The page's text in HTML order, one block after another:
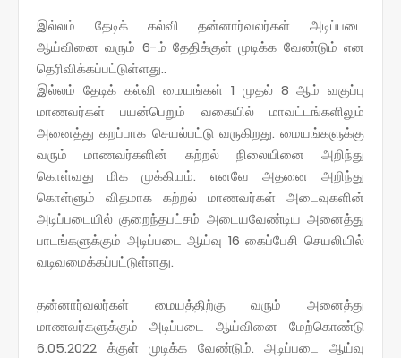
இல்லம் தேடிக் கல்வி தன்னார்வலர்கள் அடிப்படை
ஆய்வினை வரும் 6-ம் தேதிக்குள் முடிக்க வேண்டும் என
தெரிவிக்கப்பட்டுள்ளது..
இல்லம்‌ தேடிக்‌ கல்வி மையங்கள்‌ 1 முதல்‌ 8 ஆம்‌ வகுப்பு
மாணவர்கள்‌ பயன்பெறும்‌ வகையில்‌ மாவட்டங்களிலும்‌
அனைத்து கறப்பாக செயல்பட்டு வருகிறது. மையங்களுக்கு
வரும்‌ மாணவர்களின்‌ கற்றல்‌ நிலையினை அறிந்து
கொள்வது மிக முக்கியம்‌. எனவே அதனை அறிந்து
கொள்ளும்‌ விதமாக கற்றல்‌ மாணவர்கள்‌ அடைவுகளின்‌
அடிப்படையில்‌ குறைந்தபட்சம்‌ அடையவேண்டிய அனைத்து
பாடங்களுக்கும்‌ அடிப்படை ஆய்வு 16 கைப்பேசி செயலியில்‌
வடிவமைக்கப்பட்டுள்ளது.
தன்னார்வலர்கள்‌ மையத்திற்கு வரும்‌ அனைத்து
மாணவர்களுக்கும்‌ அடிப்படை ஆய்வினை மேற்கொண்டு
6.05.2022 க்குள்‌ முடிக்க வேண்டும்‌. அடிப்படை ஆய்வு